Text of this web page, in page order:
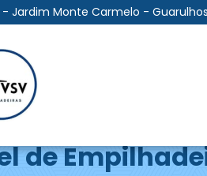
- Jardim Monte Carmelo -
de